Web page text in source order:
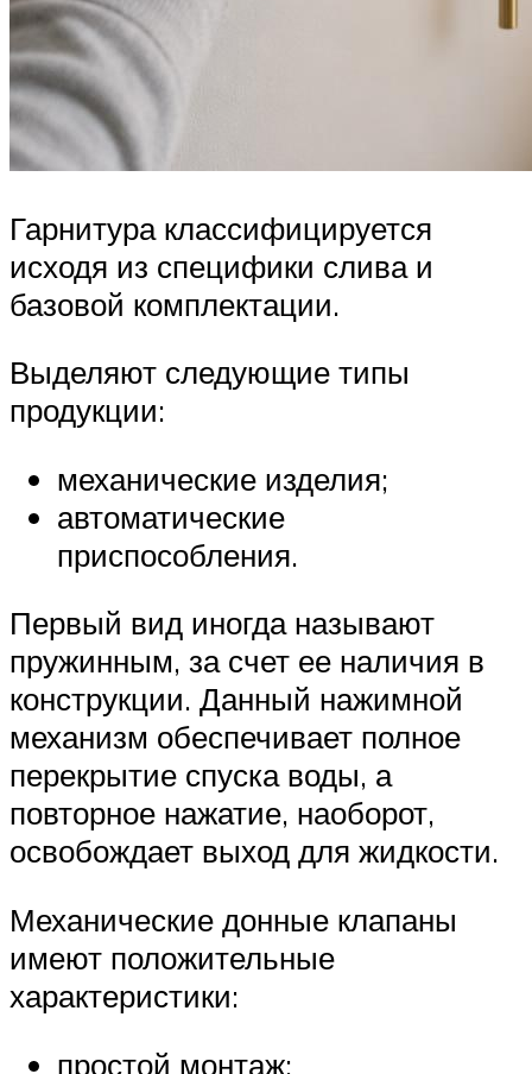
Гарнитура классифицируется
исходя из специфики слива и
базовой комплектации.
Выделяют следующие типы
продукции:
механические изделия;
автоматические
приспособления.
Первый вид иногда называют
пружинным, за счет ее наличия в
конструкции. Данный нажимной
механизм обеспечивает полное
перекрытие спуска воды, а
повторное нажатие, наоборот,
освобождает выход для жидкости.
Механические донные клапаны
имеют положительные
характеристики:
простой монтаж;